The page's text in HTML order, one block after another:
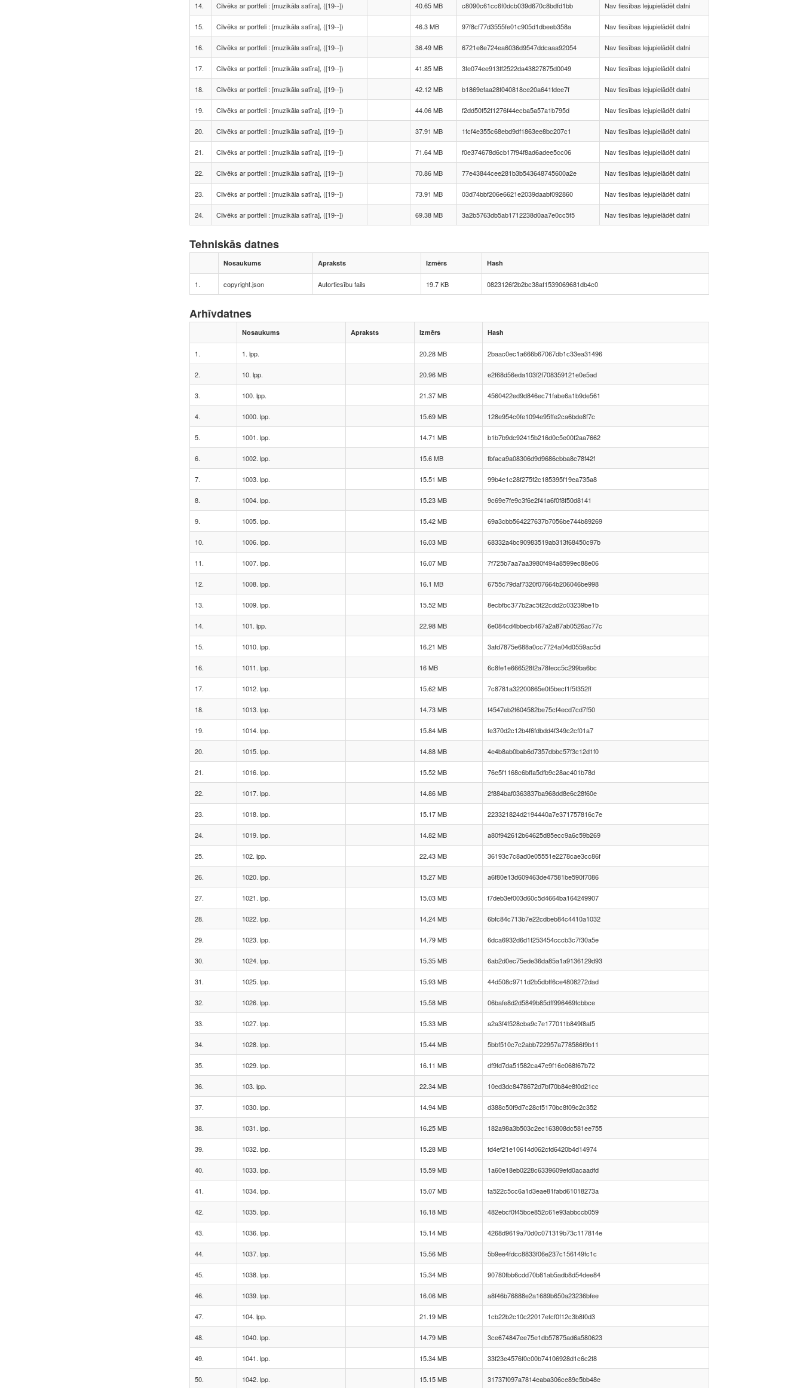
14. Cilvēks ar portfeli : [muzikāla satīra], ([19--]) 40.65 MB c8090c61cc6f0dcb039d670c8bdfd1bb Nav tiesības lejupielādēt datni
15. Cilvēks ar portfeli : [muzikāla satīra], ([19--]) 46.3 MB 97f8cf77d3555fe01c905d1dbeeb358a Nav tiesības lejupielādēt datni
16. Cilvēks ar portfeli : [muzikāla satīra], ([19--]) 36.49 MB 6721e8e724ea6036d9547ddcaaa92054 Nav tiesības lejupielādēt datni
17. Cilvēks ar portfeli : [muzikāla satīra], ([19--]) 41.85 MB 3fe074ee913ff2522da43827875d0049 Nav tiesības lejupielādēt datni
18. Cilvēks ar portfeli : [muzikāla satīra], ([19--]) 42.12 MB b1869efaa28f040818ce20a641fdee7f Nav tiesības lejupielādēt datni
19. Cilvēks ar portfeli : [muzikāla satīra], ([19--]) 44.06 MB f2dd50f52f1276f44ecba5a57a1b795d Nav tiesības lejupielādēt datni
20. Cilvēks ar portfeli : [muzikāla satīra], ([19--]) 37.91 MB 1fcf4e355c68ebd9df1863ee8bc207c1 Nav tiesības lejupielādēt datni
21. Cilvēks ar portfeli : [muzikāla satīra], ([19--]) 71.64 MB f0e374678d6cb17f94f8ad6adee5cc06 Nav tiesības lejupielādēt datni
22. Cilvēks ar portfeli : [muzikāla satīra], ([19--]) 70.86 MB 77e43844cee281b3b543648745600a2e Nav tiesības lejupielādēt datni
23. Cilvēks ar portfeli : [muzikāla satīra], ([19--]) 73.91 MB 03d74bbf206e6621e2039daabf092860 Nav tiesības lejupielādēt datni
24. Cilvēks ar portfeli : [muzikāla satīra], ([19--]) 69.38 MB 3a2b5763db5ab1712238d0aa7e0cc5f5 Nav tiesības lejupielādēt datni
Tehniskās datnes
Nosaukums Apraksts Izmērs Hash
1. copyright.json Autortiesību fails 19.7 KB 0823126f2b2bc38af1539069681db4c0
Arhīvdatnes
Nosaukums Apraksts Izmērs Hash
1. 1. lpp. 20.28 MB 2baac0ec1a666b67067db1c33ea31496
2. 10. lpp. 20.96 MB e2f68d56eda103f2f708359121e0e5ad
3. 100. lpp. 21.37 MB 4560422ed9d846ec71fabe6a1b9de561
4. 1000. lpp. 15.69 MB 128e954c0fe1094e95ffe2ca6bde8f7c
5. 1001. lpp. 14.71 MB b1b7b9dc92415b216d0c5e00f2aa7662
6. 1002. lpp. 15.6 MB fbfaca9a08306d9d9686cbba8c78f42f
7. 1003. lpp. 15.51 MB 99b4e1c28f275f2c185395f19ea735a8
8. 1004. lpp. 15.23 MB 9c69e7fe9c3f6e2f41a6f0f8f50d8141
9. 1005. lpp. 15.42 MB 69a3cbb564227637b7056be744b89269
10. 1006. lpp. 16.03 MB 68332a4bc90983519ab313f68450c97b
11. 1007. lpp. 16.07 MB 7f725b7aa7aa3980f494a8599ec88e06
12. 1008. lpp. 16.1 MB 6755c79daf7320f07664b206046be998
13. 1009. lpp. 15.52 MB 8ecbfbc377b2ac5f22cdd2c03239be1b
14. 101. lpp. 22.98 MB 6e084cd4bbecb467a2a87ab0526ac77c
15. 1010. lpp. 16.21 MB 3afd7875e688a0cc7724a04d0559ac5d
16. 1011. lpp. 16 MB 6c8fe1e666528f2a78fecc5c299ba6bc
17. 1012. lpp. 15.62 MB 7c8781a32200865e0f5becf1f5f352ff
18. 1013. lpp. 14.73 MB f4547eb2f604582be75cf4ecd7cd7f50
19. 1014. lpp. 15.84 MB fe370d2c12b4f6fdbdd4f349c2cf01a7
20. 1015. lpp. 14.88 MB 4e4b8ab0bab6d7357dbbc57f3c12d1f0
21. 1016. lpp. 15.52 MB 76e5f1168c6bffa5dfb9c28ac401b78d
22. 1017. lpp. 14.86 MB 2f884baf0363837ba968dd8e6c28f60e
23. 1018. lpp. 15.17 MB 223321824d2194440a7e371757816c7e
24. 1019. lpp. 14.82 MB a80f942612b64625d85ecc9a6c59b269
25. 102. lpp. 22.43 MB 36193c7c8ad0e05551e2278cae3cc86f
26. 1020. lpp. 15.27 MB a6f80e13d609463de47581be590f7086
27. 1021. lpp. 15.03 MB f7deb3ef003d60c5d4664ba164249907
28. 1022. lpp. 14.24 MB 6bfc84c713b7e22cdbeb84c4410a1032
29. 1023. lpp. 14.79 MB 6dca6932d6d1f253454cccb3c7f30a5e
30. 1024. lpp. 15.35 MB 6ab2d0ec75ede36da85a1a9136129d93
31. 1025. lpp. 15.93 MB 44d508c9711d2b5dbff6ce4808272dad
32. 1026. lpp. 15.58 MB 06bafe8d2d5849b85dff996469fcbbce
33. 1027. lpp. 15.33 MB a2a3f4f528cba9c7e177011b849f8af5
34. 1028. lpp. 15.44 MB 5bbf510c7c2abb722957a778586f9b11
35. 1029. lpp. 16.11 MB df9fd7da51582ca47e9f16e068f67b72
36. 103. lpp. 22.34 MB 10ed3dc8478672d7bf70b84e8f0d21cc
37. 1030. lpp. 14.94 MB d388c50f9d7c28cf5170bc8f09c2c352
38. 1031. lpp. 16.25 MB 182a98a3b503c2ec163808dc581ee755
39. 1032. lpp. 15.28 MB fd4ef21e10614d062cfd6420b4d14974
40. 1033. lpp. 15.59 MB 1a60e18eb0228c6339609efd0acaadfd
41. 1034. lpp. 15.07 MB fa522c5cc6a1d3eae81fabd61018273a
42. 1035. lpp. 16.18 MB 482ebcf0f45bce852c61e93abbccb059
43. 1036. lpp. 15.14 MB 4268d9619a70d0c071319b73c117814e
44. 1037. lpp. 15.56 MB 5b9ee4fdcc8833f06e237c156149fc1c
45. 1038. lpp. 15.34 MB 90780fbb6cdd70b81ab5adb8d54dee84
46. 1039. lpp. 16.06 MB a8f46b76888e2a1689b650a23236bfee
47. 104. lpp. 21.19 MB 1cb22b2c10c22017efcf0f12c3b8f0d3
48. 1040. lpp. 14.79 MB 3ce674847ee75e1db57875ad6a580623
49. 1041. lpp. 15.34 MB 33f23e4576f0c00b74106928d1c6c2f8
50. 1042. lpp. 15.15 MB 31737f097a7814eaba306ce89c5bb48e